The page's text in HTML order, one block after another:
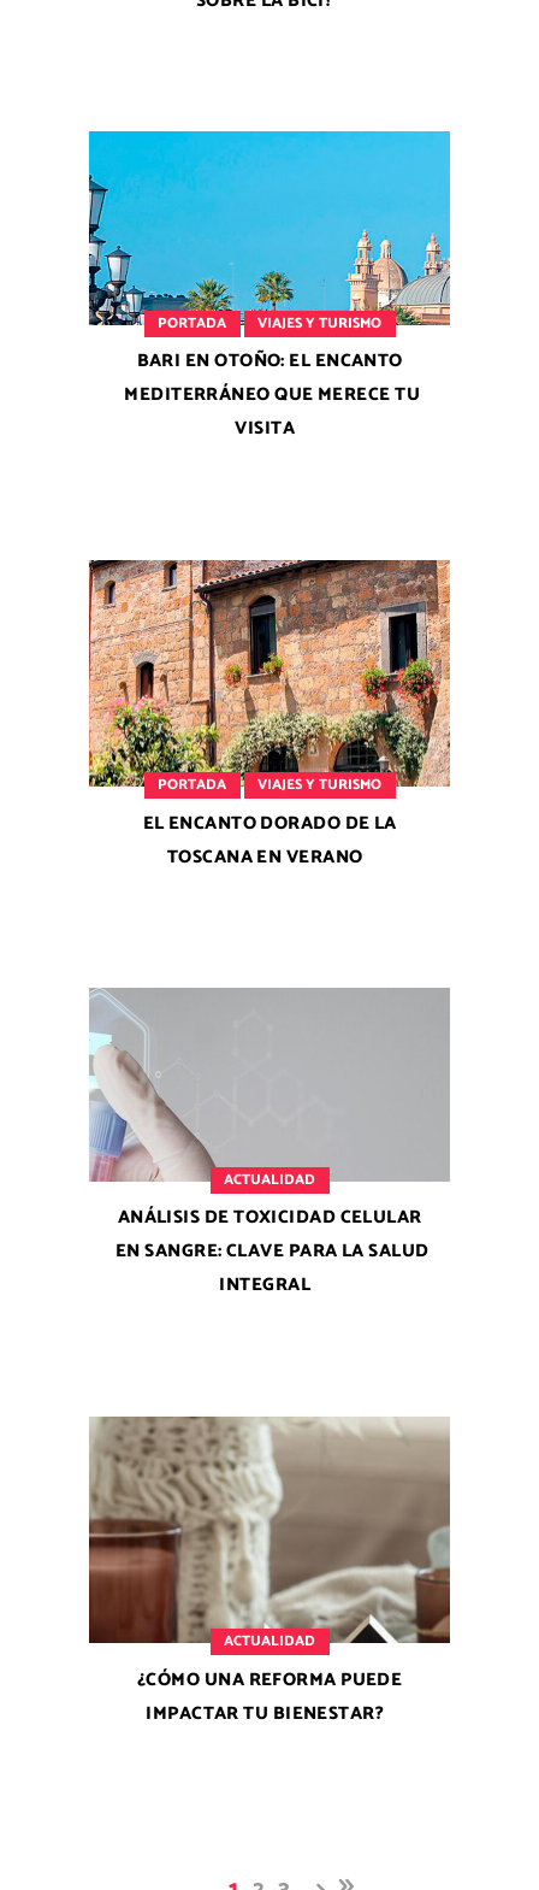
PORTADA VIAJES Y TURISMO
BARI EN OTOÑO: EL ENCANTO
MEDITERRÁNEO QUE MERECE TU
VISITA
PORTADA VIAJES Y TURISMO
EL ENCANTO DORADO DE LA
TOSCANA EN VERANO
ACTUALIDAD
ANÁLISIS DE TOXICIDAD CELULAR
EN SANGRE: CLAVE PARA LA SALUD
INTEGRAL
ACTUALIDAD
¿CÓMO UNA REFORMA PUEDE
IMPACTAR TU BIENESTAR?